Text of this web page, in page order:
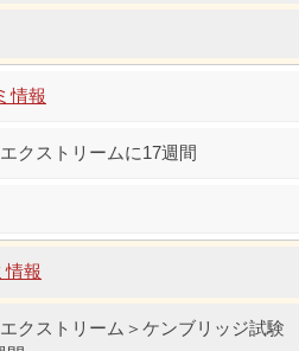
情報
クストリームに17週間
情報
クストリーム＞ケンブリッジ試験